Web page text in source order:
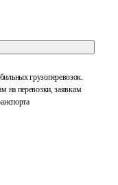
грузоперевозок.
на перевозки, заявкам